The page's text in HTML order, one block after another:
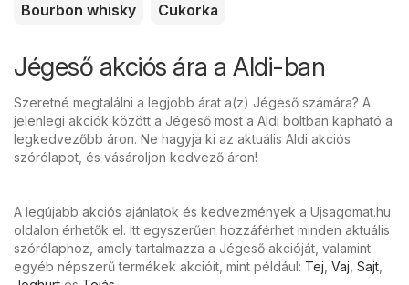
Bourbon whisky
Cukorka
Jégeső akciós ára a Aldi-ban
Szeretné megtalálni a legjobb árat a(z) Jégeső számára? A
jelenlegi akciók között a Jégeső most a Aldi boltban kapható a
legkedvezőbb áron. Ne hagyja ki az aktuális Aldi akciós
szórólapot, és vásároljon kedvező áron!
A legújabb akciós ajánlatok és kedvezmények a Ujsagomat.hu
oldalon érhetők el. Itt egyszerűen hozzáférhet minden aktuális
szórólaphoz, amely tartalmazza a Jégeső akcióját, valamint
egyéb népszerű termékek akcióit, mint például: Tej Vaj Sajt